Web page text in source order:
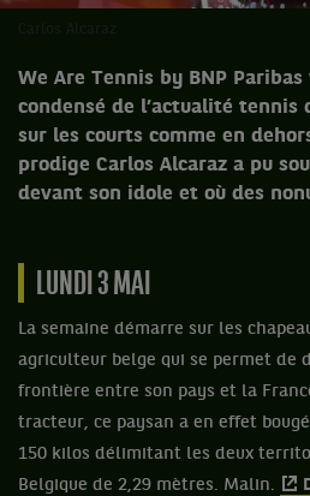
We Are Tennis by BNP Paribas
condensé de l’actualité tennis
sur les courts comme en
prodige Carlos Alcaraz a pu
devant son idole et où des
LUNDI 3 MAI
La semaine démarre sur les
agriculteur belge qui se permet de
frontière entre son pays et la
tracteur, ce paysan a en effet
150 kilos délimitant les deux
Belgique de 2,29 mètres. Malin.